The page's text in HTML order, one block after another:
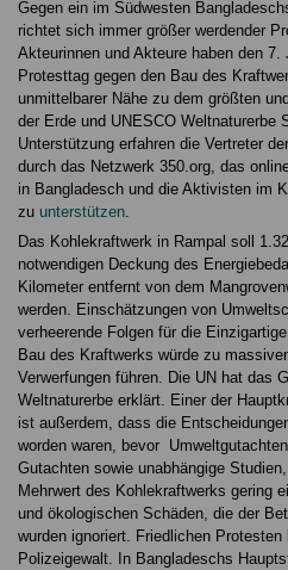
Gegen ein im Südwesten
richtet sich immer größer werdender
Akteurinnen und Akteure haben den
Protesttag gegen den Bau des
unmittelbarer Nähe zu dem größten
der Erde und UNESCO Weltnaturerbe
Unterstützung erfahren die Vertreter
durch das Netzwerk 350.org, das
in Bangladesch und die Aktivisten im
zu unterstützen
Das Kohlekraftwerk in Rampal soll
notwendigen Deckung des
Kilometer entfernt von dem
werden. Einschätzungen von
verheerende Folgen für die
Bau des Kraftwerks würde zu
Verwerfungen führen. Die UN hat das
Weltnaturerbe erklärt. Einer der
ist außerdem, dass die
worden waren, bevor
Gutachten sowie unabhängige
Mehrwert des Kohlekraftwerks gering
und ökologischen Schäden, die der
wurden ignoriert. Friedlichen
Polizeigewalt. In Bangladeschs